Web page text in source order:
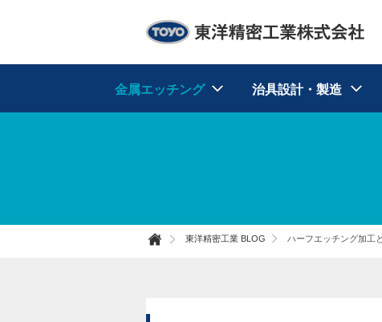
金属エッチング 治具設計・製造
東洋精密工業 BLOG ハーフエッチング加工